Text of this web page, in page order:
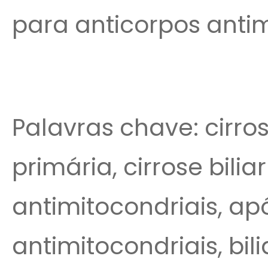
para anticorpos
Palavras chave:
primária, cirrose
antimitocondriais,
antimitocondriais,